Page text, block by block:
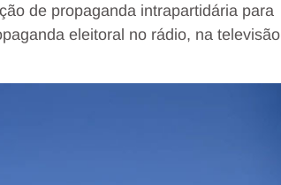
de propaganda intrapartidária para
eleitoral no rádio, na televisão